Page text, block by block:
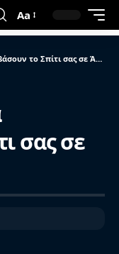
Aa
Σπίτι σας σε Άλλο Επίπεδο
σας σε